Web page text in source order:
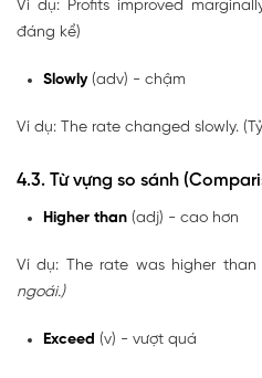
Ví dụ: Profits improved
đáng kể)
Slowly(adv) - chậm
Ví dụ: The rate changed slowly.
4.3. Từ vựng so sánh
Higher than (adj) - cao hơn
Ví dụ: The rate was higher than
ngoái.)
Exceed (v) - vượt quá